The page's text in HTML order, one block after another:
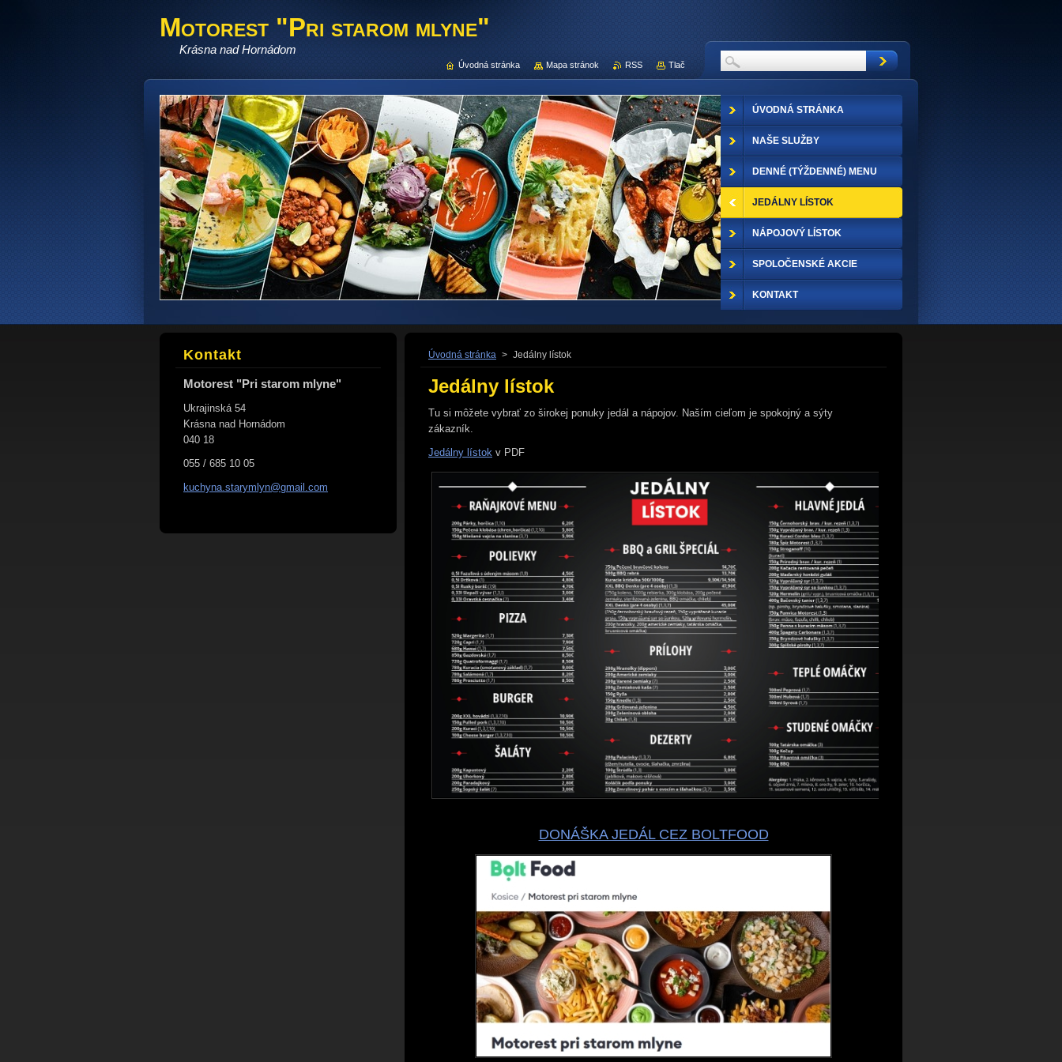
Motorest "Pri starom mlyne"
Krásna nad Hornádom
Úvodná stránka > Jedálny lístok
Jedálny lístok
Tu si môžete vybrať zo širokej ponuky jedál a nápojov. Naším cieľom je spokojný a sýty
zákazník.
Jedálny lístok v PDF
DONÁŠKA JEDÁL CEZ BOLTFOOD
Kontakt
Motorest "Pri starom mlyne"
Ukrajinská 54
Krásna nad Hornádom
040 18
055 / 685 10 05
kuchyna.starymlyn@gmail.com
ÚVODNÁ STRÁNKA
NAŠE SLUŽBY
DENNÉ (TÝŽDENNÉ) MENU
JEDÁLNY LÍSTOK
NÁPOJOVÝ LÍSTOK
SPOLOČENSKÉ AKCIE
KONTAKT
Úvodná stránka Mapa stránok RSS Tlač